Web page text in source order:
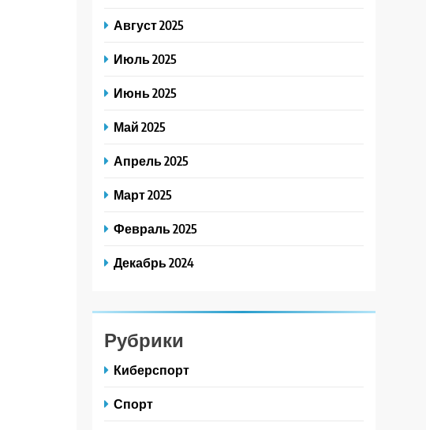
Август 2025
Июль 2025
Июнь 2025
Май 2025
Апрель 2025
Март 2025
Февраль 2025
Декабрь 2024
Рубрики
Киберспорт
Спорт